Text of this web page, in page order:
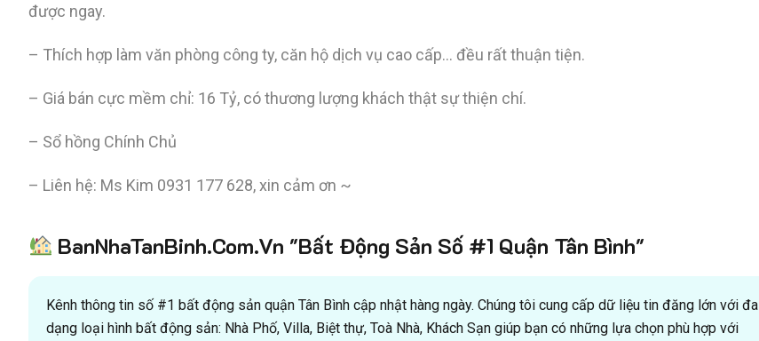
được ngay.
– Thích hợp làm văn phòng công ty, căn hộ dịch vụ cao cấp… đều rất thuận tiện.
– Giá bán cực mềm chỉ: 16 Tỷ, có thương lượng khách thật sự thiện chí.
– Sổ hồng Chính Chủ
– Liên hệ: Ms Kim 0931 177 628, xin cảm ơn ~
BanNhaTanBinh.Com.Vn "Bất Động Sản Số #1 Quận Tân Bình"
Kênh thông tin số #1 bất động sản quận Tân Bình cập nhật hàng ngày. Chúng tôi cung cấp dữ liệu tin đăng lớn với đa
dạng loại hình bất động sản: Nhà Phố, Villa, Biệt thự, Toà Nhà, Khách Sạn giúp bạn có những lựa chọn phù hợp với